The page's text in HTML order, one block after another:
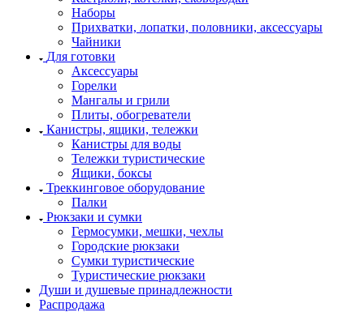
Наборы
Прихватки, лопатки, половники, аксессуары
Чайники
Для готовки
Аксессуары
Горелки
Мангалы и грили
Плиты, обогреватели
Канистры, ящики, тележки
Канистры для воды
Тележки туристические
Ящики, боксы
Треккинговое оборудование
Палки
Рюкзаки и сумки
Гермосумки, мешки, чехлы
Городские рюкзаки
Сумки туристические
Туристические рюкзаки
Души и душевые принадлежности
Распродажа